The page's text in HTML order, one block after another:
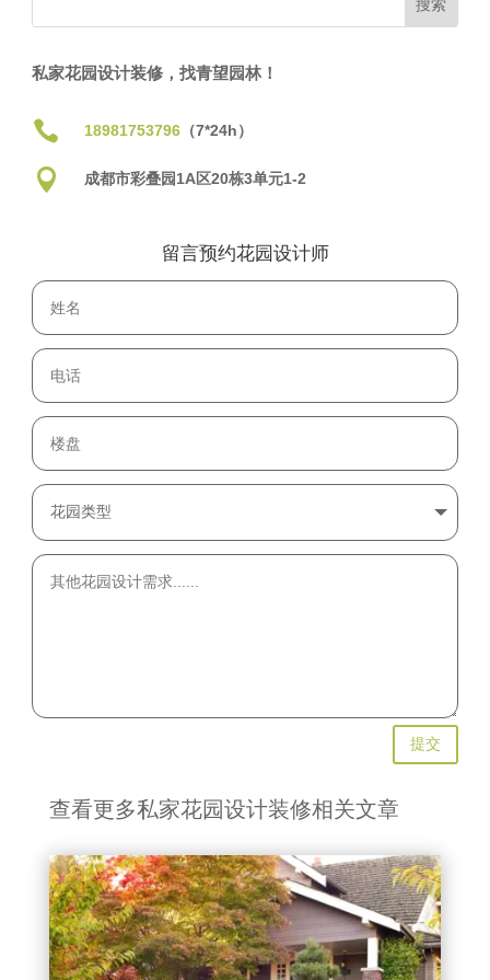
私家花园设计装修，找青望园林！
 18981753796（7*24h）
 成都市彩叠园1A区20栋3单元1-2
留言预约花园设计师
提交
查看更多私家花园设计装修相关文章